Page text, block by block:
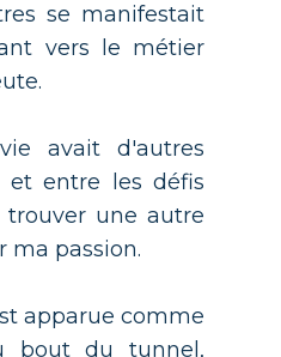
se manifestait
vers le métier
avait d'autres
et entre les défis
trouver une autre
ma passion.
apparue comme
bout du tunnel,